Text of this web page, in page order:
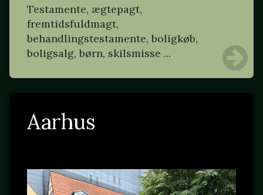
Testamente, ægtepagt,
fremtidsfuldmagt,
behandlingstestamente, boligkøb,
boligsalg, børn, skilsmisse ...
Aarhus